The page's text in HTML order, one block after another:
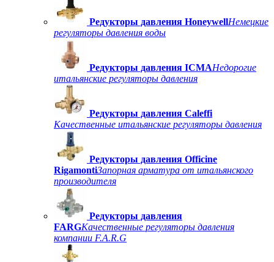
Редукторы давления HoneywellНемецкие
регуляторы давления воды
Редукторы давления ICMAНедорогие
итальянские регуляторы давления
Редукторы давления Caleffi
Качественные итальянские регуляторы давления
Редукторы давления Officine
RigamontiЗапорная арматура от итальянского
производителя
Редукторы давления
FARGКачественные регуляторы давления
компании F.A.R.G